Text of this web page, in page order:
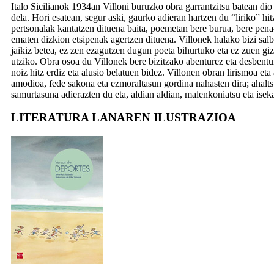
Italo Sicilianok 1934an Villoni buruzko obra garrantzitsu batean
dela. Hori esatean, segur aski, gaurko adieran hartzen du “liriko”
pertsonalak kantatzen dituena baita, poemetan bere burua, bere
ematen dizkion etsipenak agertzen dituena. Villonek halako bizi
jaikiz betea, ez zen ezagutzen dugun poeta bihurtuko eta ez zuen
utziko. Obra osoa du Villonek bere bizitzako abenturez eta
noiz hitz erdiz eta alusio belatuen bidez. Villonen obran lirismoa
amodioa, fede sakona eta ezmoraltasun gordina nahasten dira;
samurtasuna adierazten du eta, aldian aldian, malenkoniatsu eta
LITERATURA LANAREN ILUSTRAZIOA